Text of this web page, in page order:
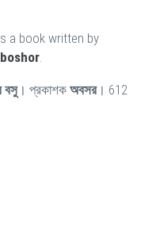
a book written by
বসু। প্রকাশক অবসর। 612